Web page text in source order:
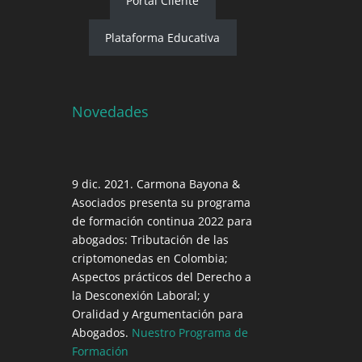
Plataforma Educativa
Novedades
9 dic. 2021. Carmona Bayona &
Asociados presenta su programa
de formación continua 2022 para
abogados: Tributación de las
criptomonedas en Colombia;
Aspectos prácticos del Derecho a
la Desconexión Laboral; y
Oralidad y Argumentación para
Abogados. Nuestro Programa de
Formación